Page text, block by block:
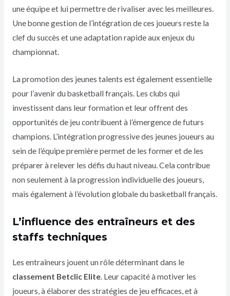
une équipe et lui permettre de rivaliser avec les meilleures.
Une bonne gestion de l’intégration de ces joueurs reste la
clef du succès et une adaptation rapide aux enjeux du
championnat.
La promotion des jeunes talents est également essentielle
pour l’avenir du basketball français. Les clubs qui
investissent dans leur formation et leur offrent des
opportunités de jeu contribuent à l’émergence de futurs
champions. L’intégration progressive des jeunes joueurs au
sein de l’équipe première permet de les former et de les
préparer à relever les défis du haut niveau. Cela contribue
non seulement à la progression individuelle des joueurs,
mais également à l’évolution globale du basketball français.
L’influence des entraîneurs et des
staffs techniques
Les entraîneurs jouent un rôle déterminant dans le
classement Betclic Elite. Leur capacité à motiver les
joueurs, à élaborer des stratégies de jeu efficaces, et à